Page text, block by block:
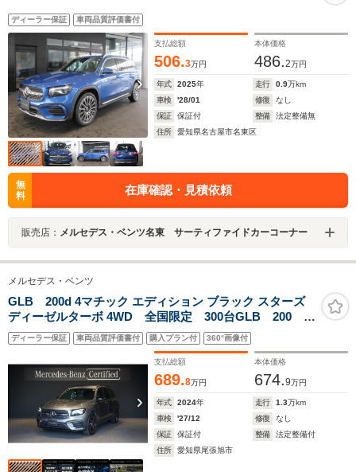
ディーラー保証 車両品質評価書付
支払総額
506.3万円
本体価格
486.2万円
年式 2025年 走行 0.9万km
車検
'28/01 修復
なし
保証
保証付 整備
法定整備無
住所
愛知県名古屋市名東区
無
料
在庫確認・見積依頼
販売店： メルセデス・ベンツ名東 サーティファイドカーコーナー
メルセデス・ベンツ
GLB 200d 4マチック エディション ブラック スターズ
ディーゼルターボ 4WD 全国限定 300台GLB 200
d Edition Black Stars Burmesterサラウンドシス
テム バヒアブラウン/ブラック内装 ブラウンオープン
ポアウッドトリム
ディーラー保証 車両品質評価書付 購入プラン付 360°画像付
支払総額
689.8万円
本体価格
674.9万円
年式 2024年 走行 1.3万km
車検
'27/12 修復
なし
保証
保証付 整備
法定整備付
住所
愛知県尾張旭市